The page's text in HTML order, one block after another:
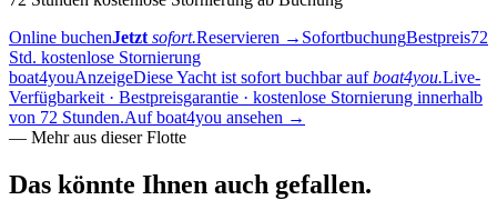
Online buchenJetzt sofort.Reservieren → SofortbuchungBestpreis72
Std. kostenlose Stornierung
boat4youAnzeigeDiese Yacht ist sofort buchbar auf boat4you.Live-
Verfügbarkeit · Bestpreisgarantie · kostenlose Stornierung innerhalb
von 72 Stunden.Auf boat4you ansehen →
— Mehr aus dieser Flotte
Das könnte Ihnen auch gefallen.